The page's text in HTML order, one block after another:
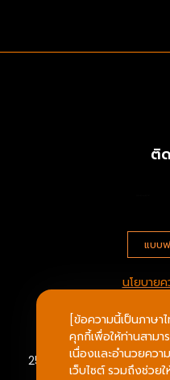
บริษัท ป
25/547 ถ.กิจมณี ต.บางหญ้า
ติ
แบบ
นโยบาย
[ข้อความนี้เป็นภาษา
คุกกี้เพื่อให้ท่านสามา
เนื่องและอำนวยควา
เว็บไซต์ รวมถึงช่วยใ